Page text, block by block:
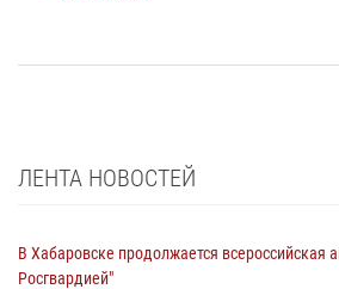
ЛЕНТА НОВОСТЕЙ
В Хабаровске продолжается всероссийская
Росгвардией"